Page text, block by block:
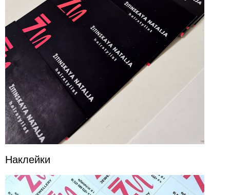
Наклейки